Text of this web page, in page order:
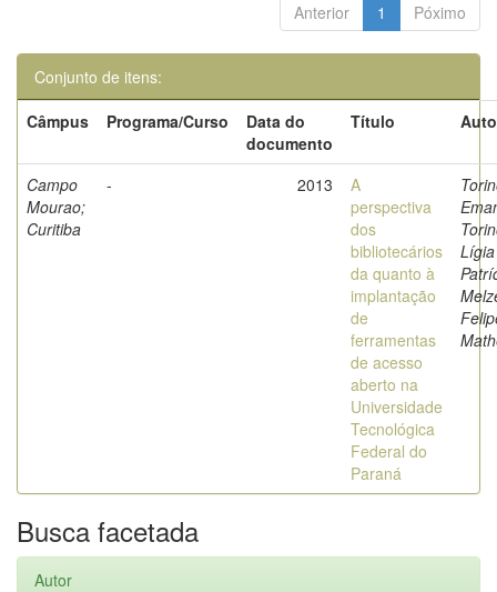
Anterior 1 Póximo
Conjunto de itens:
Câmpus
Programa/Curso
Data do
documento
Título
Campo
Mourao;
Curitiba
- 2013
A
perspectiva
dos
bibliotecários
da quanto à
implantação
de
ferramentas
de acesso
aberto na
Universidade
Tecnológica
Federal do
Paraná
Lígia
Busca facetada
Autor